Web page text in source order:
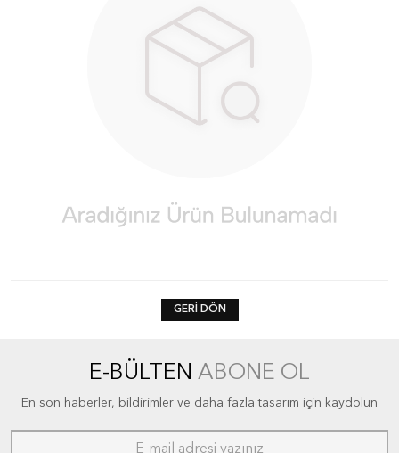
GERI DÖN
E-BÜLTEN ABONE OL
En son haberler, bildirimler ve daha fazla tasarım için kaydolun